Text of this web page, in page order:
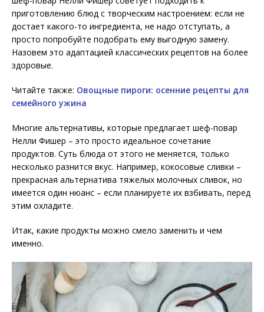
приготовлению блюд с творческим настроением: если не
достает какого-то ингредиента, не надо отступать, а
просто попробуйте подобрать ему выгодную замену.
Назовем это адаптацией классических рецептов на более
здоровые.
Читайте также: Овощные пироги: осенние рецепты для
семейного ужина
Многие альтернативы, которые предлагает шеф-повар
Нелли Фишер – это просто идеальное сочетание
продуктов. Суть блюда от этого не меняется, только
несколько разнится вкус. Например, кокосовые сливки –
прекрасная альтернатива тяжелых молочных сливок, но
имеется один нюанс – если планируете их взбивать, перед
этим охладите.
Итак, какие продукты можно смело заменить и чем
именно.